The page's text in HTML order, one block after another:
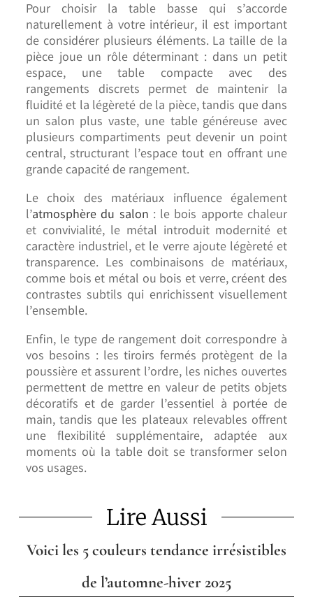
Pour choisir la table basse qui s’accorde
naturellement à votre intérieur, il est important
de considérer plusieurs éléments. La taille de la
pièce joue un rôle déterminant : dans un petit
espace, une table compacte avec des
rangements discrets permet de maintenir la
fluidité et la légèreté de la pièce, tandis que dans
un salon plus vaste, une table généreuse avec
plusieurs compartiments peut devenir un point
central, structurant l’espace tout en offrant une
grande capacité de rangement.
Le choix des matériaux influence également
l’atmosphère du salon : le bois apporte chaleur
et convivialité, le métal introduit modernité et
caractère industriel, et le verre ajoute légèreté et
transparence. Les combinaisons de matériaux,
comme bois et métal ou bois et verre, créent des
contrastes subtils qui enrichissent visuellement
l’ensemble.
Enfin, le type de rangement doit correspondre à
vos besoins : les tiroirs fermés protègent de la
poussière et assurent l’ordre, les niches ouvertes
permettent de mettre en valeur de petits objets
décoratifs et de garder l’essentiel à portée de
main, tandis que les plateaux relevables offrent
une flexibilité supplémentaire, adaptée aux
moments où la table doit se transformer selon
vos usages.
Lire Aussi
Voici les 5 couleurs tendance irrésistibles
de l’automne-hiver 2025